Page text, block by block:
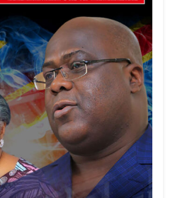
laissée par nos ancêtres ne
soir».
toutefois insisté sur le
opération, rappelant que la
d’une armée de
à protéger son